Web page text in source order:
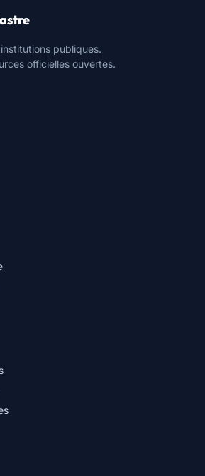
publiques.
officielles ouvertes.